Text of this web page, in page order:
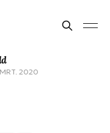
2020